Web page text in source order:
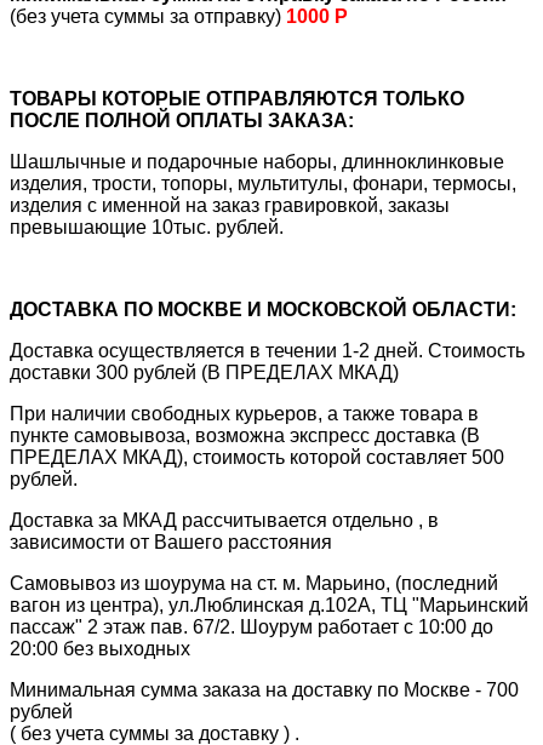
(без учета суммы за отправку) 1000 Р
ТОВАРЫ КОТОРЫЕ ОТПРАВЛЯЮТСЯ ТОЛЬКО
ПОСЛЕ ПОЛНОЙ ОПЛАТЫ ЗАКАЗА:
Шашлычные и подарочные наборы, длинноклинковые
изделия, трости, топоры, мультитулы, фонари, термосы,
изделия с именной на заказ гравировкой, заказы
превышающие 10тыс. рублей.
ДОСТАВКА ПО МОСКВЕ И МОСКОВСКОЙ ОБЛАСТИ:
Доставка осуществляется в течении 1-2 дней. Стоимость
доставки 300 рублей (В ПРЕДЕЛАХ МКАД)
При наличии свободных курьеров, а также товара в
пункте самовывоза, возможна экспресс доставка (В
ПРЕДЕЛАХ МКАД), стоимость которой составляет 500
рублей.
Доставка за МКАД рассчитывается отдельно , в
зависимости от Вашего расстояния
Самовывоз из шоурума на ст. м. Марьино, (последний
вагон из центра), ул.Люблинская д.102А, ТЦ "Марьинский
пассаж" 2 этаж пав. 67/2. Шоурум работает с 10:00 до
20:00 без выходных
Минимальная сумма заказа на доставку по Москве - 700
рублей
( без учета суммы за доставку ) .